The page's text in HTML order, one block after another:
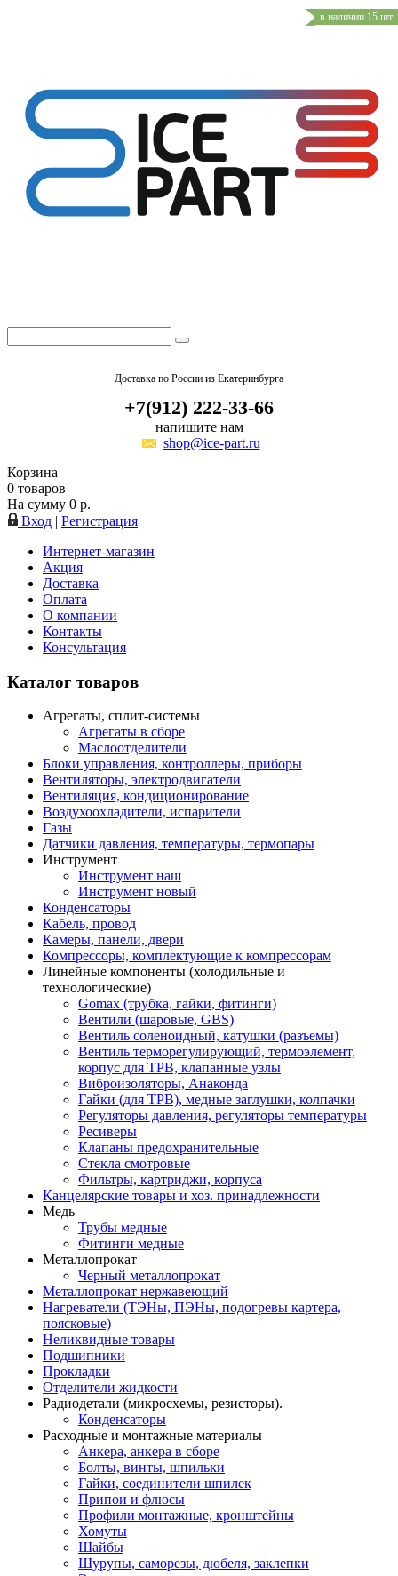
Доставка по России из Екатеринбурга
+7(912) 222-33-66
напишите нам
shop@ice-part.ru
Корзина
0 товаров
На сумму 0 р.
Вход | Регистрация
Интернет-магазин
Акция
Доставка
Оплата
О компании
Контакты
Консультация
Каталог товаров
Агрегаты, сплит-системы
Агрегаты в сборе
Маслоотделители
Блоки управления, контроллеры, приборы
Вентиляторы, электродвигатели
Вентиляция, кондиционирование
Воздухоохладители, испарители
Газы
Датчики давления, температуры, термопары
Инструмент
Инструмент наш
Инструмент новый
Конденсаторы
Кабель, провод
Камеры, панели, двери
Компрессоры, комплектующие к компрессорам
Линейные компоненты (холодильные и
технологические)
Gomax (трубка, гайки, фитинги)
Вентили (шаровые, GBS)
Вентиль соленоидный, катушки (разъемы)
Вентиль терморегулирующий, термоэлемент,
корпус для ТРВ, клапанные узлы
Виброизоляторы, Анаконда
Гайки (для ТРВ), медные заглушки, колпачки
Регуляторы давления, регуляторы температуры
Ресиверы
Клапаны предохранительные
Стекла смотровые
Фильтры, картриджи, корпуса
Канцелярские товары и хоз. принадлежности
Медь
Трубы медные
Фитинги медные
Металлопрокат
Черный металлопрокат
Металлопрокат нержавеющий
Нагреватели (ТЭНы, ПЭНы, подогревы картера,
поясковые)
Неликвидные товары
Подшипники
Прокладки
Отделители жидкости
Радиодетали (микросхемы, резисторы).
Конденсаторы
Расходные и монтажные материалы
Анкера, анкера в сборе
Болты, винты, шпильки
Гайки, соединители шпилек
Припои и флюсы
Профили монтажные, кронштейны
Хомуты
Шайбы
Шурупы, саморезы, дюбеля, заклепки
в наличии 15 шт